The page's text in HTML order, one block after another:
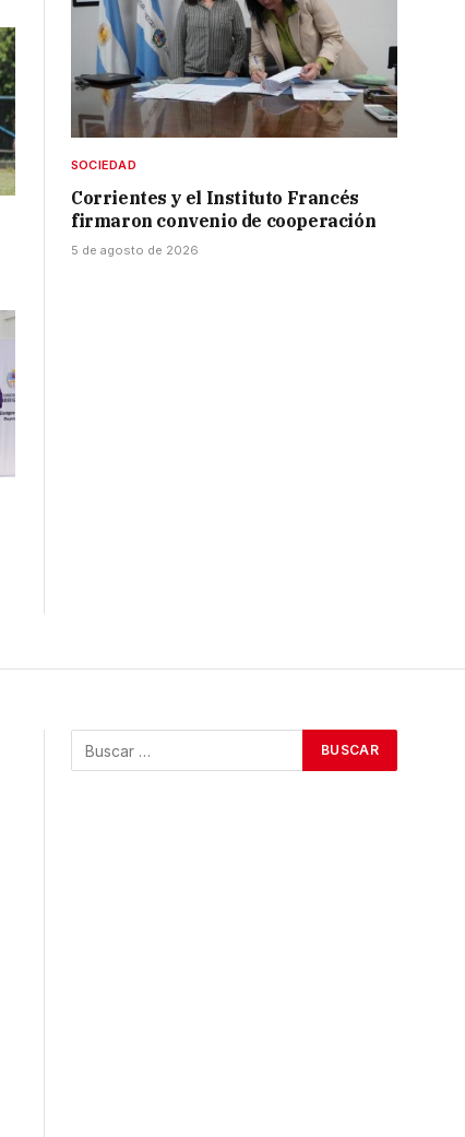
SOCIEDAD
Corrientes y el Instituto Francés
firmaron convenio de cooperación
5 de agosto de 2026